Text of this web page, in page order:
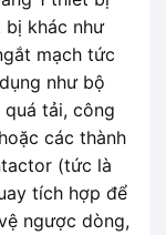
bị khác như
mạch tức
như bộ
tải, công
các thành
(tức là
tích hợp để
ngược dòng,